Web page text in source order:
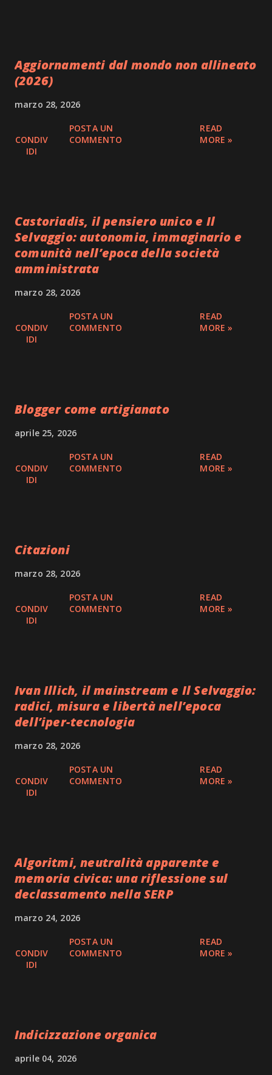
Aggiornamenti dal mondo non allineato
(2026)
marzo 28, 2026
CONDIV
IDI
POSTA UN
COMMENTO
READ
MORE »
Castoriadis, il pensiero unico e Il
Selvaggio: autonomia, immaginario e
comunità nell’epoca della società
amministrata
marzo 28, 2026
CONDIV
IDI
POSTA UN
COMMENTO
READ
MORE »
Blogger come artigianato
aprile 25, 2026
CONDIV
IDI
POSTA UN
COMMENTO
READ
MORE »
Citazioni
marzo 28, 2026
CONDIV
IDI
POSTA UN
COMMENTO
READ
MORE »
Ivan Illich, il mainstream e Il Selvaggio:
radici, misura e libertà nell’epoca
dell’iper-tecnologia
marzo 28, 2026
CONDIV
IDI
POSTA UN
COMMENTO
READ
MORE »
Algoritmi, neutralità apparente e
memoria civica: una riflessione sul
declassamento nella SERP
marzo 24, 2026
CONDIV
IDI
POSTA UN
COMMENTO
READ
MORE »
Indicizzazione organica
aprile 04, 2026